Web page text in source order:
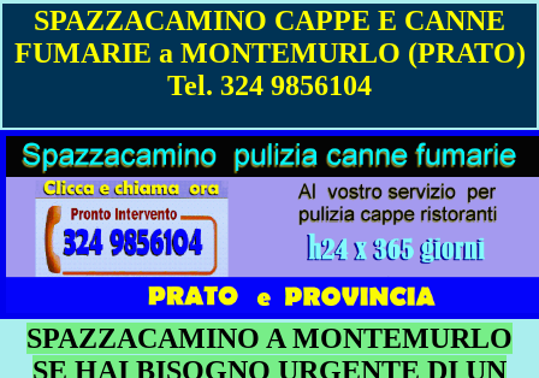
SPAZZACAMINO CAPPE E CANNE
FUMARIE a MONTEMURLO (PRATO)
Tel. 324 9856104
SPAZZACAMINO A MONTEMURLO
SE HAI BISOGNO URGENTE DI UN